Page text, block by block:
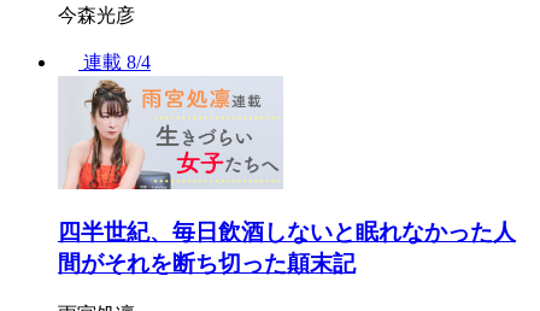
今森光彦
連載 8/4
四半世紀、毎日飲酒しないと眠れなかった人
間がそれを断ち切った顛末記